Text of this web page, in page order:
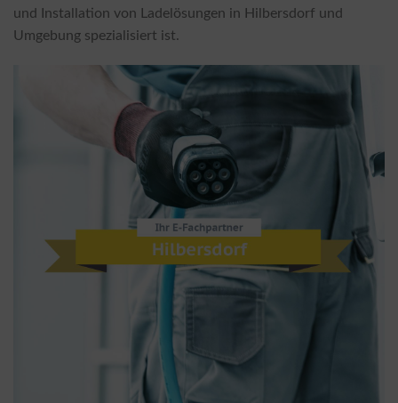
und Installation von Ladelösungen in Hilbersdorf und
Umgebung spezialisiert ist.